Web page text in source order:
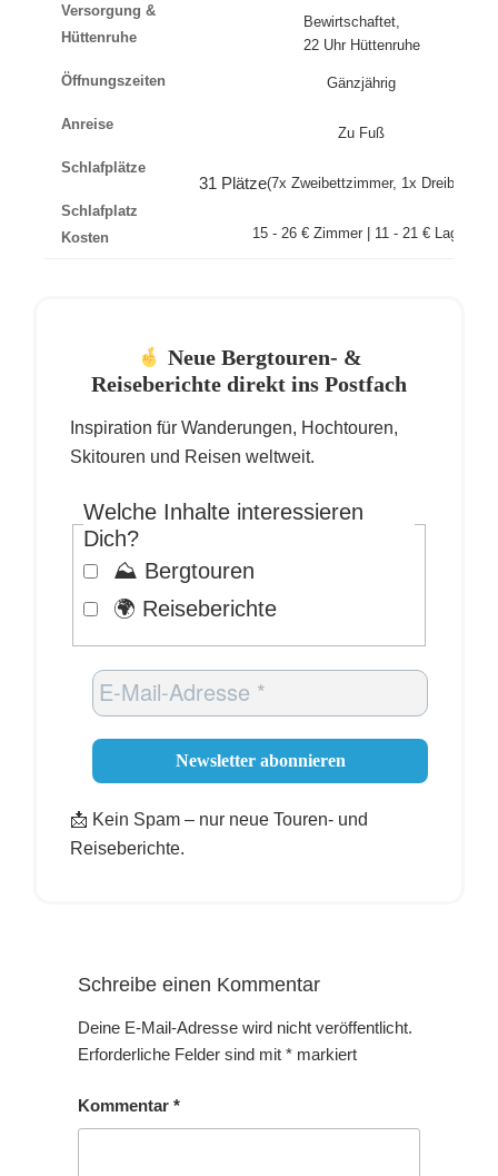
Versorgung &
Hüttenruhe
Öffnungszeiten
Anreise
Schlafplätze
Schlafplatz
Kosten
Bewirtschaftet,
22 Uhr Hüttenruhe
Gänzjährig
Zu Fuß
31 Plätze(7x Zweibettzimmer, 1x
15 - 26 € Zimmer | 11 - 21 € Lager
Neue Bergtouren- &
Reiseberichte direkt ins Postfach
Inspiration für Wanderungen, Hochtouren,
Skitouren und Reisen weltweit.
Welche Inhalte interessieren
Dich?
⛰️ Bergtouren
🌍 Reiseberichte
📩 Kein Spam – nur neue Touren- und
Reiseberichte.
Schreibe einen Kommentar
Deine E-Mail-Adresse wird nicht veröffentlicht.
Erforderliche Felder sind mit * markiert
Kommentar *